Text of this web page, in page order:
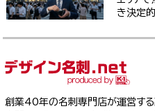
き決定
創業40年の名刺専門店が運営する